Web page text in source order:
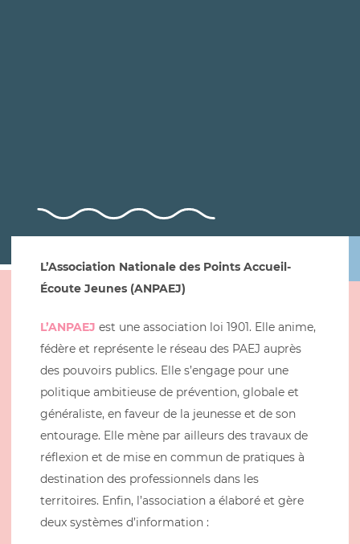
L’Association Nationale des Points Accueil-
Écoute Jeunes (ANPAEJ)
L’ANPAEJ est une association loi 1901. Elle anime,
fédère et représente le réseau des PAEJ auprès
des pouvoirs publics. Elle s’engage pour une
politique ambitieuse de prévention, globale et
généraliste, en faveur de la jeunesse et de son
entourage. Elle mène par ailleurs des travaux de
réflexion et de mise en commun de pratiques à
destination des professionnels dans les
territoires. Enfin, l’association a élaboré et gère
deux systèmes d’information :